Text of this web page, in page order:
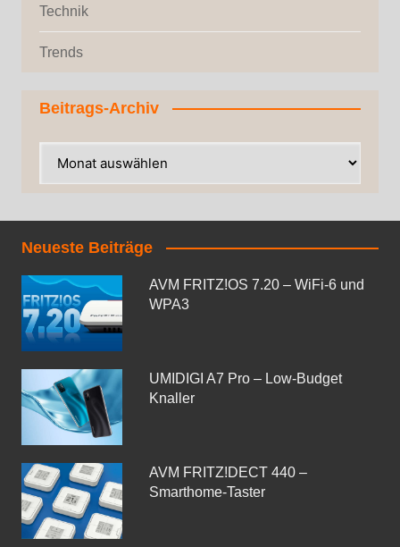
Technik
Trends
Beitrags-Archiv
Neueste Beiträge
AVM FRITZ!OS 7.20 – WiFi-6 und
WPA3
UMIDIGI A7 Pro – Low-Budget
Knaller
AVM FRITZ!DECT 440 –
Smarthome-Taster